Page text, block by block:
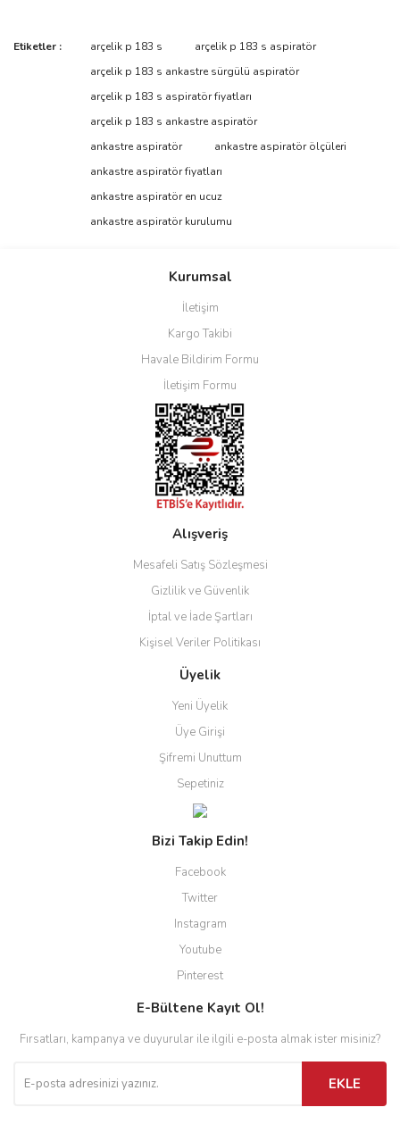
Bu ürüne ilk yorumu siz yapın!
Yorum Yaz
Bu ürünün fiyat bilgisi, resim, ürün açıklamalarında ve diğer
tarafımıza iletebilirsiniz.
Görüş ve önerileriniz için teşekkür ederiz.
Ürün resmi kalitesiz, bozuk veya görüntülenemiyor.
Ürün açıklamasında eksik bilgiler bulunuyor.
Ürün bilgilerinde hatalar bulunuyor.
Ürün fiyatı diğer sitelerden daha pahalı.
Gönder
Etiketler : arçelik p 183 s
arçelik p 183 s aspiratör
arçelik p 183 s ankastre sürgülü aspiratör
arçelik p 183 s aspiratör fiyatları
arçelik p 183 s ankastre aspiratör
ankastre aspiratör
ankastre aspiratör ölçüleri
ankastre aspiratör fiyatları
ankastre aspiratör en ucuz
ankastre aspiratör kurulumu
Kurumsal
İletişim
Kargo Takibi
Havale Bildirim Formu
İletişim Formu
Alışveriş
Mesafeli Satış Sözleşmesi
Gizlilik ve Güvenlik
İptal ve İade Şartları
Kişisel Veriler Politikası
Üyelik
Yeni Üyelik
Üye Girişi
Şifremi Unuttum
Sepetiniz
Bizi Takip Edin!
Facebook
Twitter
Instagram
Youtube
Pinterest
E-Bültene Kayıt Ol!
Fırsatları, kampanya ve duyurular ile ilgili e-posta almak ister misiniz?
EKLE